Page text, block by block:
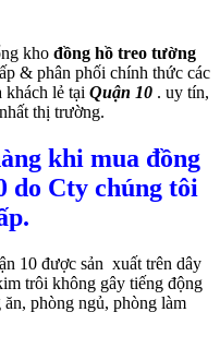
kho đồng hồ treo tường
& phân phối chính thức các
khách lẻ tại Quận 10. uy tín,
thị trường.
khi mua đồng
do Cty chúng tôi
10 được sản xuất trên dây
trôi không gây tiếng động
phòng ngủ, phòng làm